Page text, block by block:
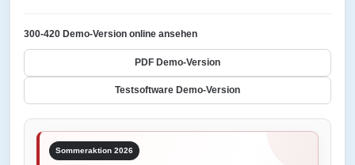
300-420 Demo-Version online ansehen
PDF Demo-Version
Testsoftware Demo-Version
Sommeraktion 2026